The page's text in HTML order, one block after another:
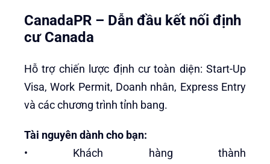
CanadaPR – Dẫn đầu kết nối định
cư Canada
Hỗ trợ chiến lược định cư toàn diện: Start-Up
Visa, Work Permit, Doanh nhân, Express Entry
và các chương trình tỉnh bang.
Tài nguyên dành cho bạn:
• Khách hàng thành